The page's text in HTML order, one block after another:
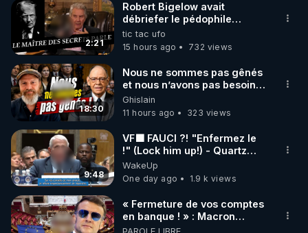
2:21
Robert Bigelow avait
débriefer le pédophile
génocidaire de donald j
trump
tic tac ufo
15 hours ago
732 views
18:30
Nous ne sommes pas gênés
et nous n’avons pas besoin
de nous excuser ! #jw
#jehovah #collegecentral
Ghislain
11 hours ago
323 views
9:48
VF🟩 FAUCI ?! "Enfermez le
!" (Lock him up!) - Quartz
Traduction
WakeUp
One day ago
1.9 k views
« Fermeture de vos comptes
en banque ! » : Macron
impose une loi folle !